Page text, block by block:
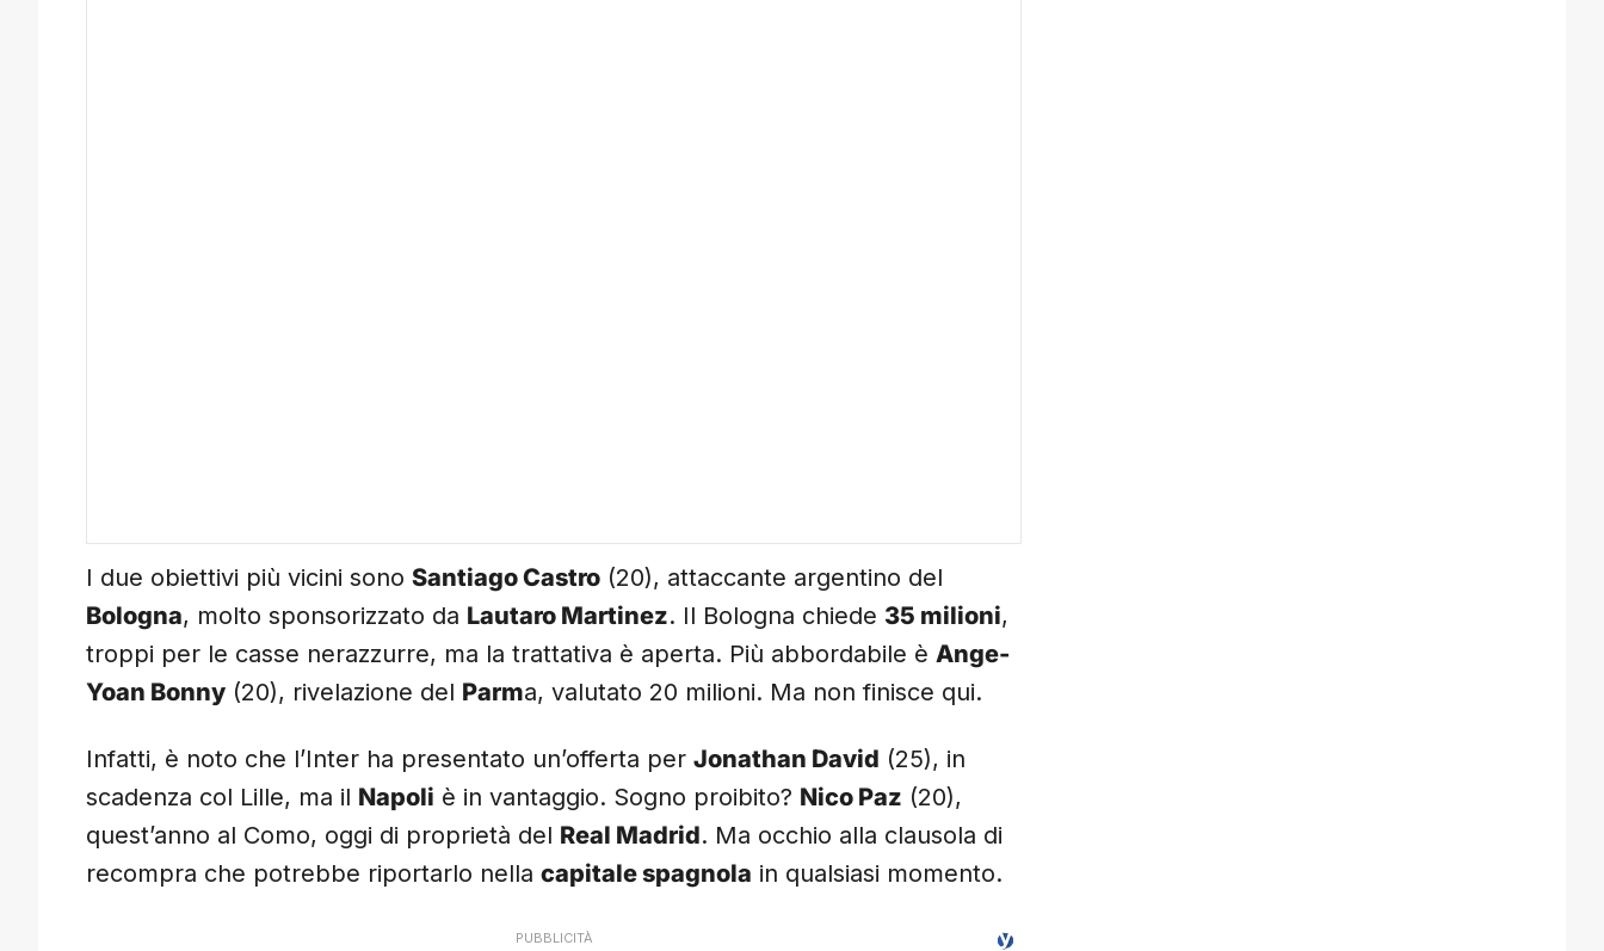
I due obiettivi più vicini sono Santiago Castro (20), attaccante argentino del
Bologna, molto sponsorizzato da Lautaro Martinez. Il Bologna chiede 35 milioni,
troppi per le casse nerazzurre, ma la trattativa è aperta. Più abbordabile è Ange-
Yoan Bonny (20), rivelazione del Parma, valutato 20 milioni. Ma non finisce qui.
Infatti, è noto che l’Inter ha presentato un’offerta per Jonathan David (25), in
scadenza col Lille, ma il Napoli è in vantaggio. Sogno proibito? Nico Paz (20),
quest’anno al Como, oggi di proprietà del Real Madrid. Ma occhio alla clausola di
recompra che potrebbe riportarlo nella capitale spagnola in qualsiasi momento.